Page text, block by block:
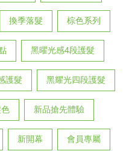
換季落髮 棕色系列
黑曜光感4段護髮
護髮 黑耀光四段護髮
新品搶先體驗
新開幕 會員專屬